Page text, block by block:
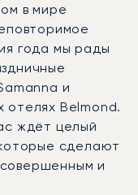
в мире
года мы рады
и
отелях Belmond.
ждёт целый
сделают
и